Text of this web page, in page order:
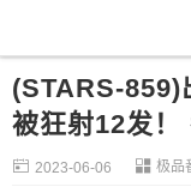
(STARS-859)
被狂射12发！
 2023-06-06  极品